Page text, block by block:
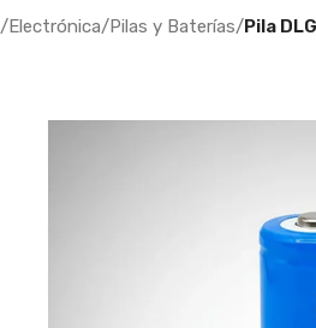
/Electrónica/Pilas y Baterías/Pila